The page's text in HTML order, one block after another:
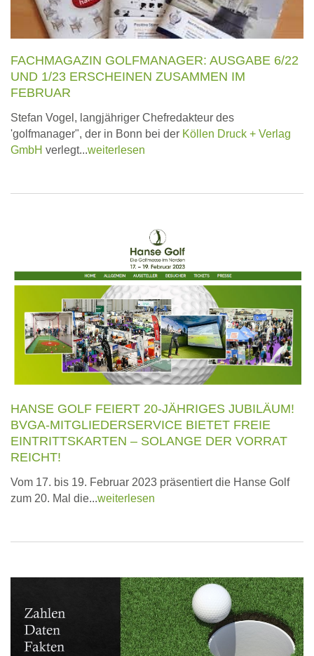
FACHMAGAZIN GOLFMANAGER: AUSGABE 6/22
UND 1/23 ERSCHEINEN ZUSAMMEN IM
FEBRUAR
Stefan Vogel, langjähriger Chefredakteur des
'golfmanager", der in Bonn bei der Köllen Druck + Verlag
GmbH verlegt...weiterlesen
HANSE GOLF FEIERT 20-JÄHRIGES JUBILÄUM!
BVGA-MITGLIEDERSERVICE BIETET FREIE
EINTRITTSKARTEN – SOLANGE DER VORRAT
REICHT!
Vom 17. bis 19. Februar 2023 präsentiert die Hanse Golf
zum 20. Mal die...weiterlesen